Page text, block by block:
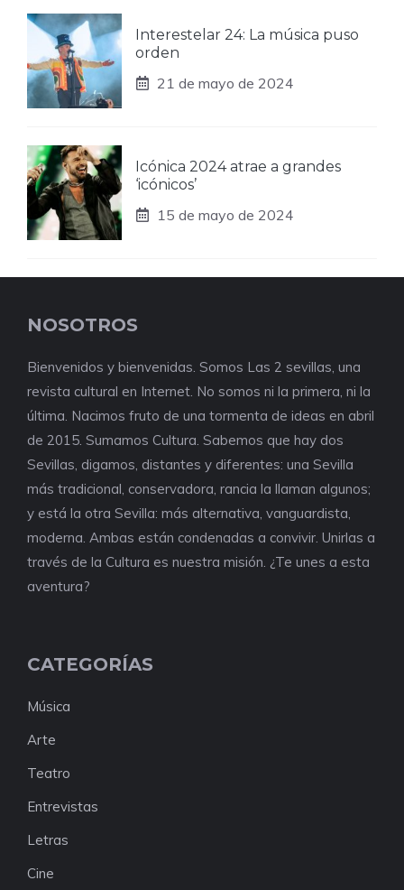
Interestelar 24: La música puso
orden
21 de mayo de 2024
Icónica 2024 atrae a grandes
‘icónicos’
15 de mayo de 2024
NOSOTROS
Bienvenidos y bienvenidas. Somos Las 2 sevillas, una
revista cultural en Internet. No somos ni la primera, ni la
última. Nacimos fruto de una tormenta de ideas en abril
de 2015. Sumamos Cultura. Sabemos que hay dos
Sevillas, digamos, distantes y diferentes: una Sevilla
más tradicional, conservadora, rancia la llaman algunos;
y está la otra Sevilla: más alternativa, vanguardista,
moderna. Ambas están condenadas a convivir. Unirlas a
través de la Cultura es nuestra misión. ¿Te unes a esta
aventura?
CATEGORÍAS
Música
Arte
Teatro
Entrevistas
Letras
Cine